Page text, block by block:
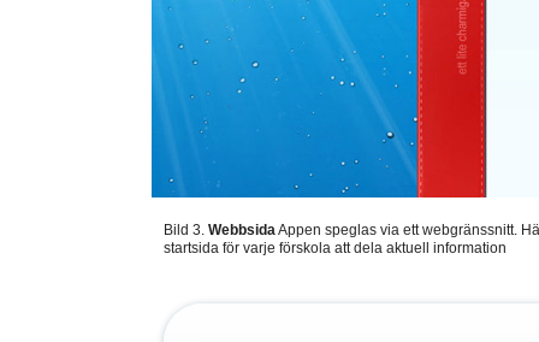
Bild 3. WebbsidaAppen speglas via ett webgränssnitt.
startsida för varje förskola att dela aktuell information